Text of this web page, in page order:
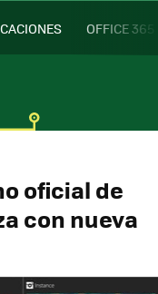
OFFICE 365
oficial de
con nueva